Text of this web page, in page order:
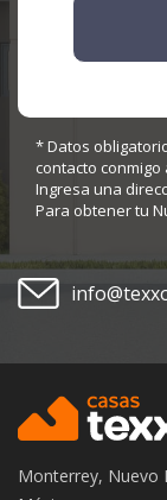
* Datos
contacto
Ingresa una
Para obtener tu
Monterrey, Nuevo